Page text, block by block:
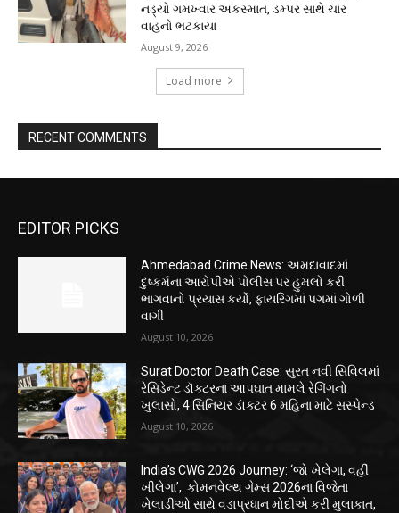
નડ્યો ગમખ્વાર અકસ્માત, ડમ્પર સાથે ચાર
વાહનો ભટકાયા
August 9, 2026
Load more
RECENT COMMENTS
EDITOR PICKS
Ahmedabad Crime News: અમદાવાદમાં
દુષ્કર્મના આરોપીએ પોલીસ પર હુમલો કરી
ભાગવાનો પ્રયાસ કર્યો, ફાયરિંગમાં પગમાં ગોળી
વાગી
August 10, 2026
Surat Doctor Death Case: સુરત નવી સિવિલમાં
રેસિડેન્ટ ડૉક્ટરના આપઘાત મામલે રેગિંગનો
ખુલાસો, 4 સિનિયર ડૉક્ટર 6 મહિના માટે સસ્પેન્ડ
August 10, 2026
India’s CWG 2026 Journey: ‘જો ખેલેગા, વહીં
ખીલેગા’, કોમનવેલ્થ ગેમ્સ 2026ના વિજેતા
ખેલાડીઓ સાથે વડાપ્રધાન મોદીએ કરી મુલાકાત,